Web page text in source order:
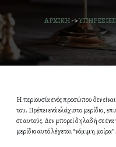
ΑΡΧΙΚΗ->ΥΠΗΡΕΣΙΕΣ
Η περιουσία ενός προσώπου δεν
του. Πρέπει ενά ελάχιστο μερίδιο,
σε αυτούς. Δεν μπορεί δηλαδή σε
μερίδιο αυτό λέγεται “νόμιμη μοίρα”.